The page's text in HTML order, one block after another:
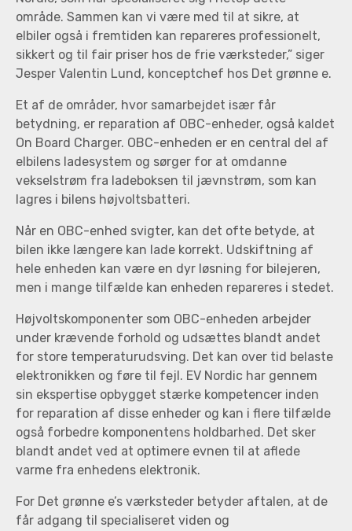
område. Sammen kan vi være med til at sikre, at
elbiler også i fremtiden kan repareres professionelt,
sikkert og til fair priser hos de frie værksteder,” siger
Jesper Valentin Lund, konceptchef hos Det grønne e.
Et af de områder, hvor samarbejdet især får
betydning, er reparation af OBC-enheder, også kaldet
On Board Charger. OBC-enheden er en central del af
elbilens ladesystem og sørger for at omdanne
vekselstrøm fra ladeboksen til jævnstrøm, som kan
lagres i bilens højvoltsbatteri.
Når en OBC-enhed svigter, kan det ofte betyde, at
bilen ikke længere kan lade korrekt. Udskiftning af
hele enheden kan være en dyr løsning for bilejeren,
men i mange tilfælde kan enheden repareres i stedet.
Højvoltskomponenter som OBC-enheden arbejder
under krævende forhold og udsættes blandt andet
for store temperaturudsving. Det kan over tid belaste
elektronikken og føre til fejl. EV Nordic har gennem
sin ekspertise opbygget stærke kompetencer inden
for reparation af disse enheder og kan i flere tilfælde
også forbedre komponentens holdbarhed. Det sker
blandt andet ved at optimere evnen til at aflede
varme fra enhedens elektronik.
For Det grønne e’s værksteder betyder aftalen, at de
får adgang til specialiseret viden og